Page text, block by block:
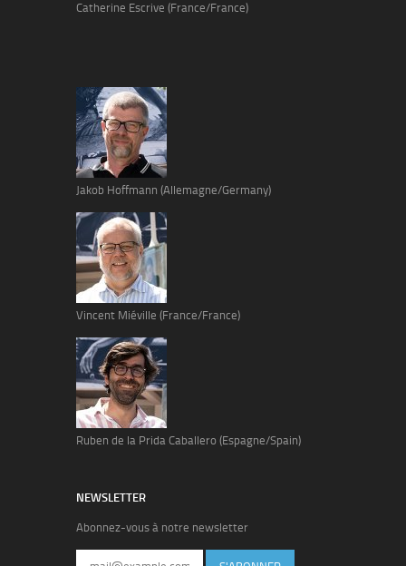
Catherine Escrive (France/France)
Jakob Hoffmann (Allemagne/Germany)
Vincent Miéville (France/France)
Ruben de la Prida Caballero (Espagne/Spain)
NEWSLETTER
Abonnez-vous à notre newsletter